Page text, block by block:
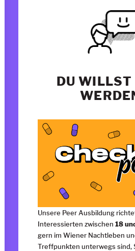
DU WILLST
Unsere Peer Ausbildung
Interessierten zwischen 18
gern im Wiener Nachtleben
Treffpunkten unterwegs sind,